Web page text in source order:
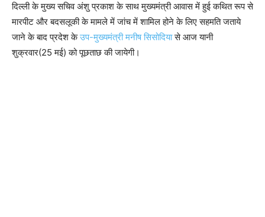
दिल्ली के मुख्य सचिव अंशु प्रकाश के साथ मुख्यमंत्री आवास में हुई कथित रूप से
मारपीट और बदसलूकी के मामले में जांच में शामिल होने के लिए सहमति जताये
जाने के बाद प्रदेश केउप-मुख्यमंत्री मनीष सिसोदियासे आज यानी
शुक्रवार(25 मई) को पूछताछ की जायेगी।